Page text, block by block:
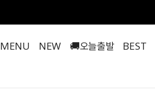
MENU NEW 🚚오늘출발 BEST